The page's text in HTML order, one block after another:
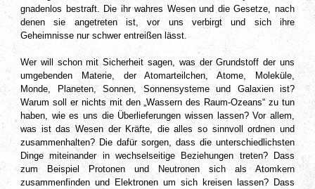
gnadenlos bestraft. Die ihr wahres Wesen und die Gesetze, nach
denen sie angetreten ist, vor uns verbirgt und sich ihre
Geheimnisse nur schwer entreißen lässt.
Wer will schon mit Sicherheit sagen, was der Grundstoff der uns
umgebenden Materie, der Atomarteilchen, Atome, Moleküle,
Monde, Planeten, Sonnen, Sonnensysteme und Galaxien ist?
Warum soll er nichts mit den „Wassern des Raum-Ozeans“ zu tun
haben, wie es uns die Überlieferungen wissen lassen? Vor allem,
was ist das Wesen der Kräfte, die alles so sinnvoll ordnen und
zusammenhalten? Die dafür sorgen, dass die unterschiedlichsten
Dinge miteinander in wechselseitige Beziehungen treten? Dass
zum Beispiel Protonen und Neutronen sich als Atomkern
zusammenfinden und Elektronen um sich kreisen lassen? Dass